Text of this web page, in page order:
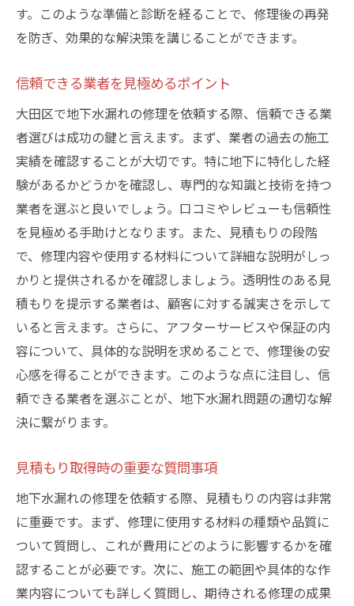
修理後の再発防止策について
費用に関する一般的な質問と回答
大田区での信頼できる業者の選び方
DIYでの修理とプロに依頼する場合の比較
修理業者の選び方：大田区での地下水漏れ対策
の適切なアプローチ
業者選定における基準とチェックポイント
過去の実績と顧客レビューの重要性
適切な業者とのコミュニケーション法
見積もり内容の確認と交渉術
業者の技術力と使用機材の評価
地元の業者を選ぶメリットとデメリット
大田区地下水漏れ修理後のアフターサービスと
保証内容の確認方法
アフターサービスの種類とその内容
修理後の定期メンテナンスの必要性
トラブル発生時の対処法と連絡先
保証内容の確認方法と注意点
アフターサービスが充実した業者の選び方
地下水漏れ放置による建物への影響と大田区で
の迅速な対応策
す。このような準備と診断を経ることで、修理後の再発
を防ぎ、効果的な解決策を講じることができます。
信頼できる業者を見極めるポイント
大田区で地下水漏れの修理を依頼する際、信頼できる業
者選びは成功の鍵と言えます。まず、業者の過去の施工
実績を確認することが大切です。特に地下に特化した経
験があるかどうかを確認し、専門的な知識と技術を持つ
業者を選ぶと良いでしょう。口コミやレビューも信頼性
を見極める手助けとなります。また、見積もりの段階
で、修理内容や使用する材料について詳細な説明がしっ
かりと提供されるかを確認しましょう。透明性のある見
積もりを提示する業者は、顧客に対する誠実さを示して
いると言えます。さらに、アフターサービスや保証の内
容について、具体的な説明を求めることで、修理後の安
心感を得ることができます。このような点に注目し、信
頼できる業者を選ぶことが、地下水漏れ問題の適切な解
決に繋がります。
見積もり取得時の重要な質問事項
地下水漏れの修理を依頼する際、見積もりの内容は非常
に重要です。まず、修理に使用する材料の種類や品質に
ついて質問し、これが費用にどのように影響するかを確
認することが必要です。次に、施工の範囲や具体的な作
業内容についても詳しく質問し、期待される修理の成果